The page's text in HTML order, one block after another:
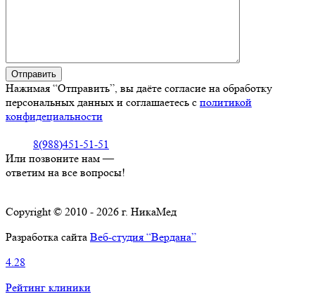
Нажимая “Отправить”, вы даёте согласие на обработку
персональных данных и соглашаетесь с политикой
конфидециальности
8(988)451-51-51
Или позвоните нам —
ответим на все вопросы!
Copyright © 2010 - 2026 г. НикаМед
Разработка сайта Веб-студия “Вердана”
4.28
Рейтинг клиники